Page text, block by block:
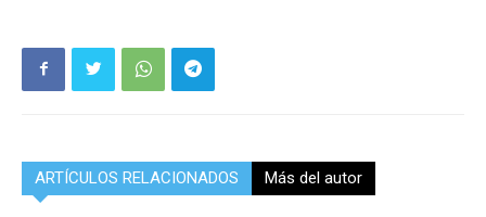
ARTÍCULOS RELACIONADOS Más del autor